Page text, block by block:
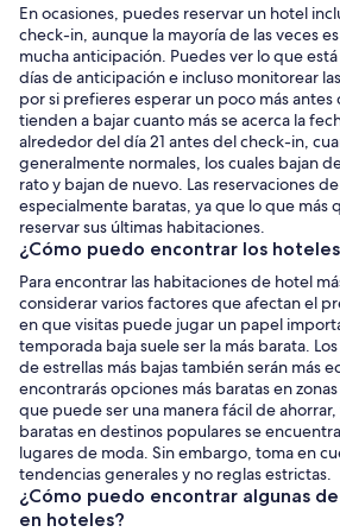
En ocasiones, puedes reservar un hotel
check-in, aunque la mayoría de las veces
mucha anticipación. Puedes ver lo que
días de anticipación e incluso monitorear
por si prefieres esperar un poco más antes
tienden a bajar cuanto más se acerca la
alrededor del día 21 antes del check-in,
generalmente normales, los cuales bajan
rato y bajan de nuevo. Las reservaciones
especialmente baratas, ya que lo que más
reservar sus últimas habitaciones.
¿Cómo puedo encontrar los
Para encontrar las habitaciones de hotel
considerar varios factores que afectan el
en que visitas puede jugar un papel
temporada baja suele ser la más barata.
de estrellas más bajas también serán más
encontrarás opciones más baratas en
que puede ser una manera fácil de ahorrar,
baratas en destinos populares se
lugares de moda. Sin embargo, toma en
tendencias generales y no reglas estrictas.
¿Cómo puedo encontrar algunas
en hoteles?